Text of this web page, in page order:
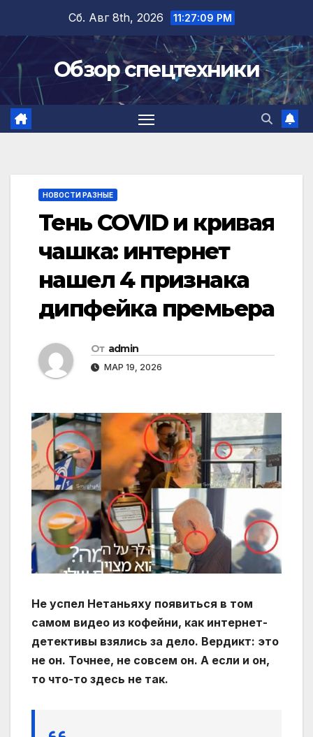
содержимому
Сб. Авг 8th, 2026 11:27:10 PM
Обзор спецтехники
НОВОСТИ РАЗНЫЕ
Тень COVID и кривая
чашка: интернет
нашел 4 признака
дипфейка премьера
От admin
МАР 19, 2026
Не успел Нетаньяху появиться в том
самом видео из кофейни, как интернет-
детективы взялись за дело. Вердикт: это
не он. Точнее, не совсем он. А если и он,
то что-то здесь не так.